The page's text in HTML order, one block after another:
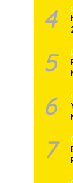
4
5
6
7